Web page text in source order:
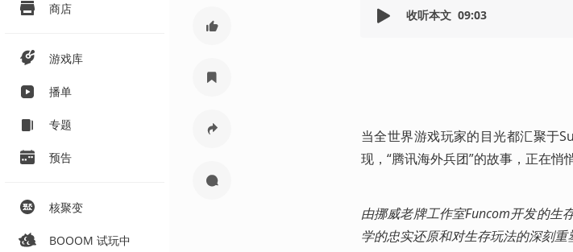
商店
游戏库
播单
专题
预告
核聚变
BOOOM 试玩中
收听本文 09:03
当全世界游戏玩家的目光都汇聚于
现，“腾讯海外兵团”的故事，正在悄
由挪威老牌工作室Funcom开发的生
学的忠实还原和对生存玩法的深刻